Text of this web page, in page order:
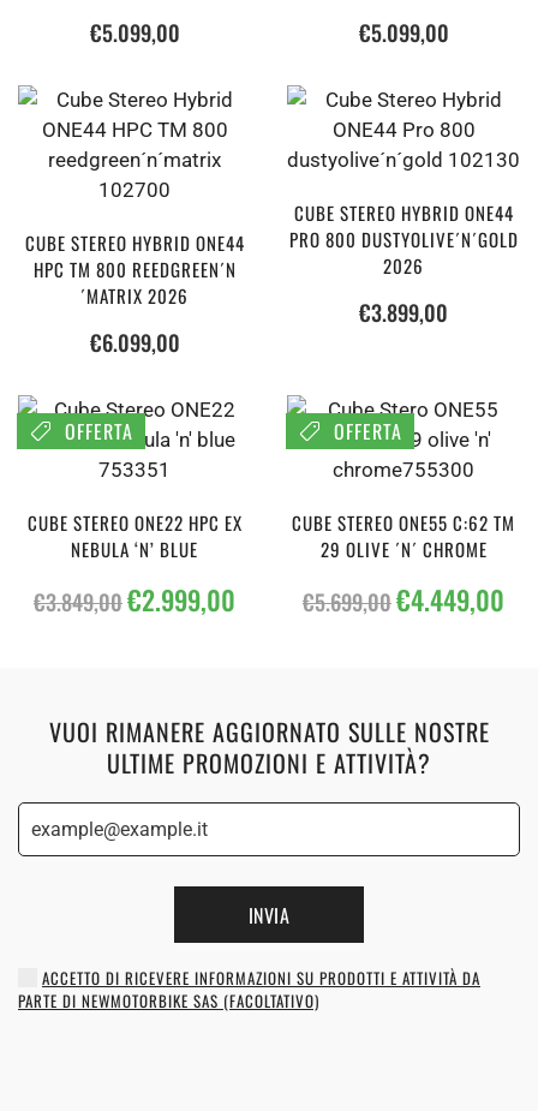
€5.099,00 €5.099,00
CUBE STEREO HYBRID ONE44
HPC TM 800 REEDGREEN´N
´MATRIX 2026
€6.099,00
CUBE STEREO HYBRID ONE44
PRO 800 DUSTYOLIVE´N´GOLD
2026
€3.899,00
OFFERTA
CUBE STEREO ONE22 HPC EX
NEBULA ‘N’ BLUE
€3.849,00Il
prezzo
€2.999,00
OFFERTA
CUBE STEREO ONE55 C:62 TM
29 OLIVE ´N´ CHROME
€5.699,00Il
prezzo
€4.449,00
VUOI RIMANERE AGGIORNATO SULLE NOSTRE
ULTIME PROMOZIONI E ATTIVITÀ?
INVIA
ACCETTO DI RICEVERE INFORMAZIONI SU PRODOTTI E ATTIVITÀ DA
PARTE DI NEWMOTORBIKE SAS (FACOLTATIVO)